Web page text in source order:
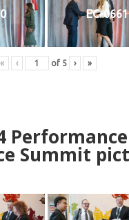
EC-0661
« ‹ of 5 › »
Performance
Summit p